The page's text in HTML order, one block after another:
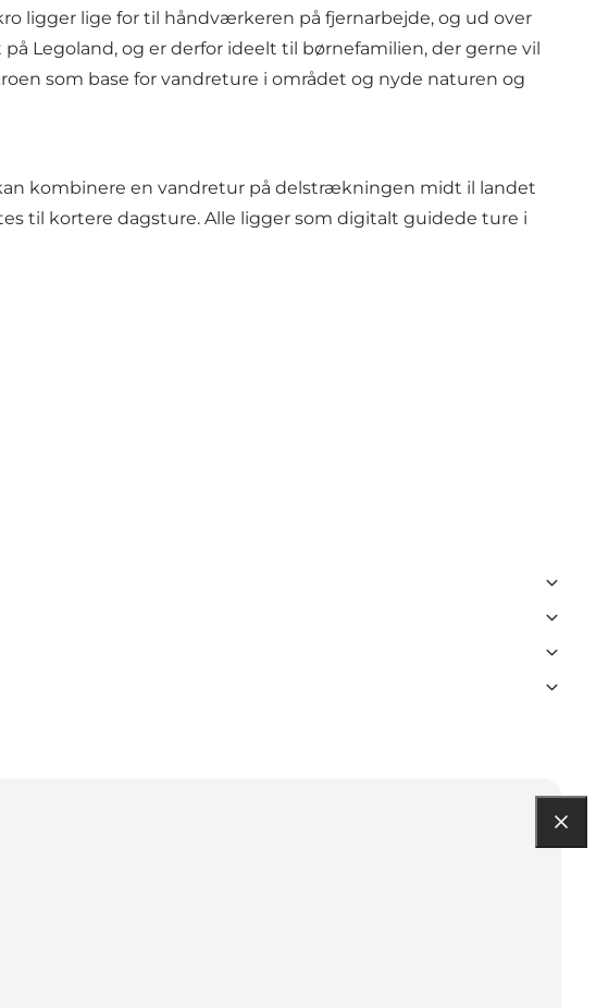
ligger lige for til håndværkeren på fjernarbejde, og ud over
Legoland, og er derfor ideelt til børnefamilien, der gerne vil
som base for vandreture i området og nyde naturen og
kombinere en vandretur på delstrækningen midt il landet
til kortere dagsture. Alle ligger som digitalt guidede ture i